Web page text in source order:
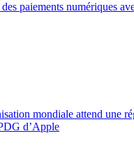
paiements numériques
mondiale attend une
d’Apple